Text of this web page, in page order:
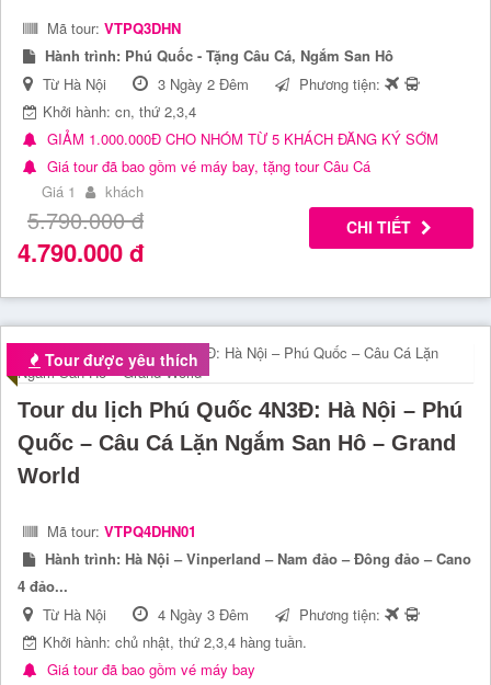
Mã tour: VTPQ3DHN
Hành trình: Phú Quốc - Tặng Câu Cá, Ngắm San Hô
Từ Hà Nội
3 Ngày 2 Đêm
Phương tiện:
Khởi hành: cn, thứ 2,3,4
GIẢM 1.000.000Đ CHO NHÓM TỪ 5 KHÁCH ĐĂNG KÝ SỚM
Giá tour đã bao gồm vé máy bay, tặng tour Câu Cá
Giá 1
khách
5.790.000đ
4.790.000đ
CHI TIẾT
Tour được yêu thích
Tour du lịch Phú Quốc 4N3Đ: Hà Nội – Phú
Quốc – Câu Cá Lặn Ngắm San Hô – Grand
World
Mã tour: VTPQ4DHN01
Hành trình: Hà Nội – Vinperland – Nam đảo – Đông đảo – Cano
4 đảo...
Từ Hà Nội
4 Ngày 3 Đêm
Phương tiện:
Khởi hành: chủ nhật, thứ 2,3,4 hàng tuần.
Giá tour đã bao gồm vé máy bay